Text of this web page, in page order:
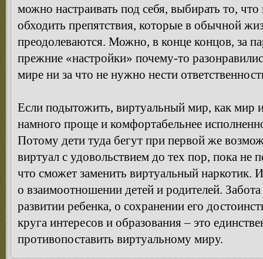
можно настраивать под себя, выбирать то,
обходить препятствия, которые в обычной
преодолеваются. Можно, в конце концов, за
прежние «настройки» почему-то
мире ни за что не нужно нести
Если подытожить, виртуальный мир, как мир
намного проще и комфортабельнее
Потому дети туда бегут при первой же
виртуал с удовольствием до тех пор, пока не
что сможет заменить виртуальный наркотик.
о взаимоотношении детей и родителей.
развитии ребенка, о сохранении его
круга интересов и образования – это
противопоставить виртуальному миру.